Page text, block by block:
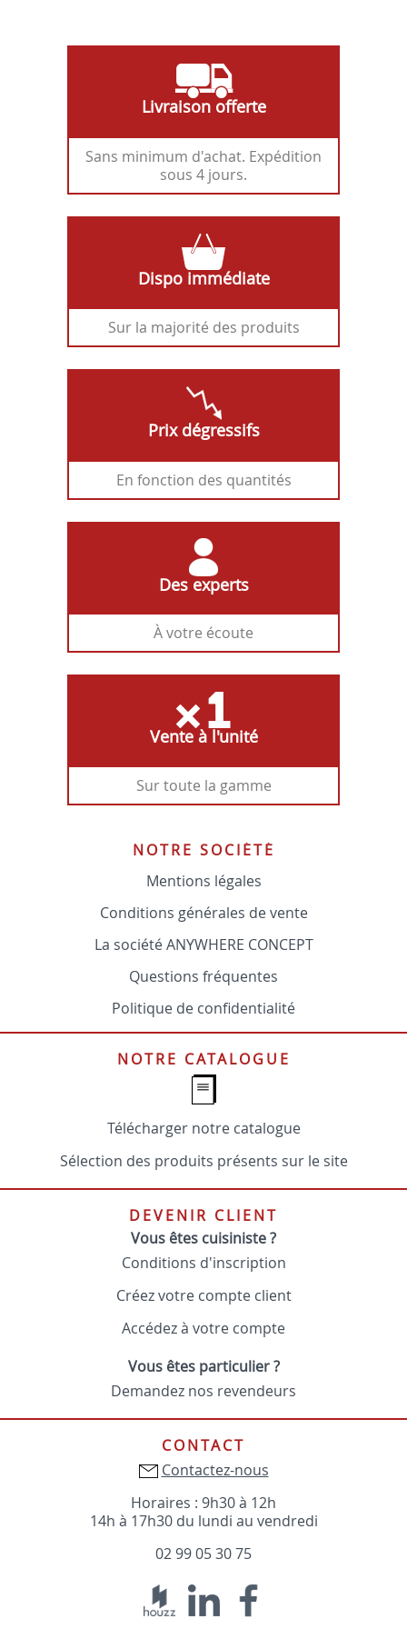
Livraison offerte
Sans minimum d'achat. Expédition
sous 4 jours.
Dispo immédiate
Sur la majorité des produits
Prix dégressifs
En fonction des quantités
Des experts
À votre écoute
Vente à l'unité
Sur toute la gamme
NOTRE SOCIÉTÉ
Mentions légales
Conditions générales de vente
La société ANYWHERE CONCEPT
Questions fréquentes
Politique de confidentialité
NOTRE CATALOGUE
Télécharger notre catalogue
Sélection des produits présents sur le site
DEVENIR CLIENT
Vous êtes cuisiniste ?
Conditions d'inscription
Créez votre compte client
Accédez à votre compte
Vous êtes particulier ?
Demandez nos revendeurs
CONTACT
Contactez-nous
Horaires : 9h30 à 12h
14h à 17h30 du lundi au vendredi
02 99 05 30 75